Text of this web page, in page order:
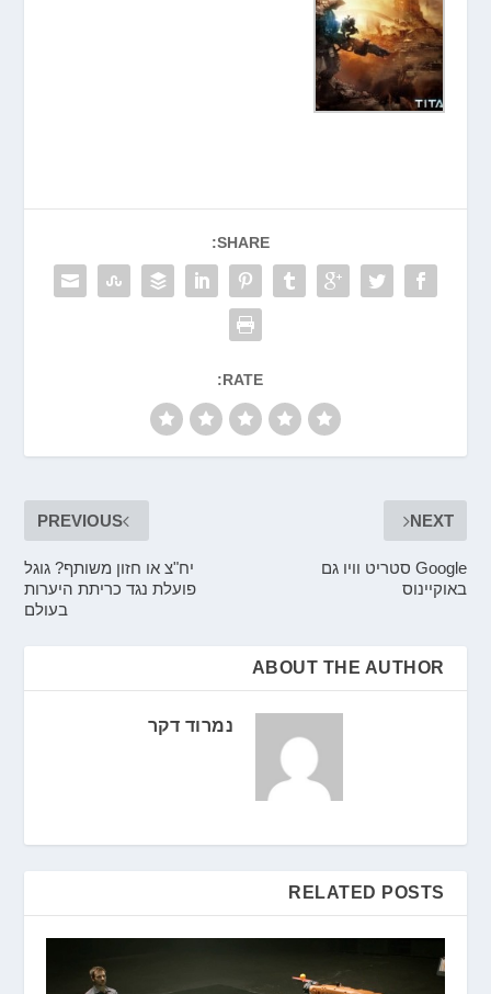
SHARE:
RATE:
PREVIOUS
יח"צ או חזון משותף? גוגל
פועלת נגד כריתת היערות
בעולם
NEXT
Google סטריט וויו גם
באוקיינוס
ABOUT THE AUTHOR
נמרוד דקר
RELATED POSTS